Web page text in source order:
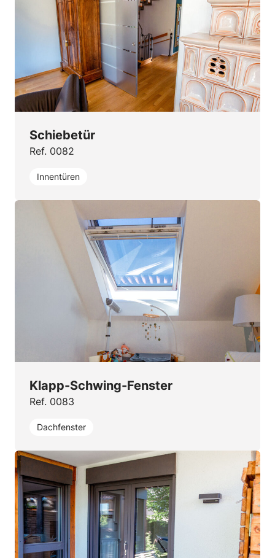
Schiebetür
Ref. 0082
Innentüren
Klapp-Schwing-Fenster
Ref. 0083
Dachfenster